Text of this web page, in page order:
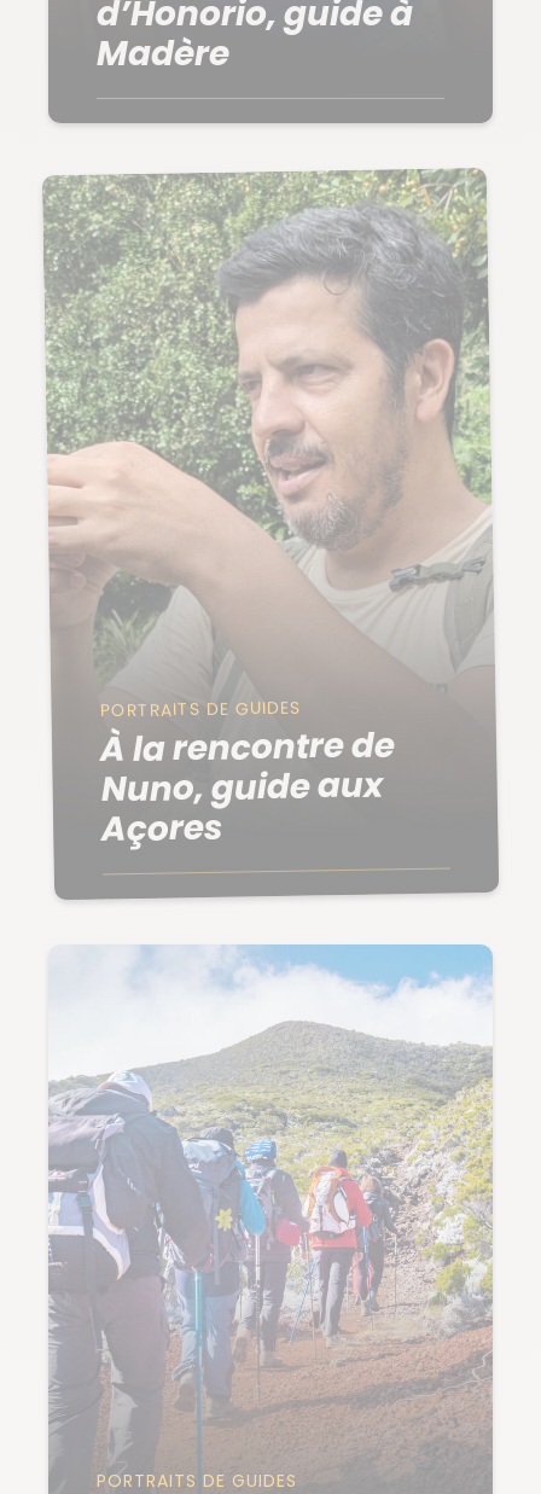
d’Honorio, guide à
Madère
PORTRAITS DE GUIDES
À la rencontre de
Nuno, guide aux
Açores
PORTRAITS DE GUIDES